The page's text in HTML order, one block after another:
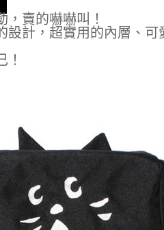
，賣的嚇嚇叫！
設計，超實用的內層、
！